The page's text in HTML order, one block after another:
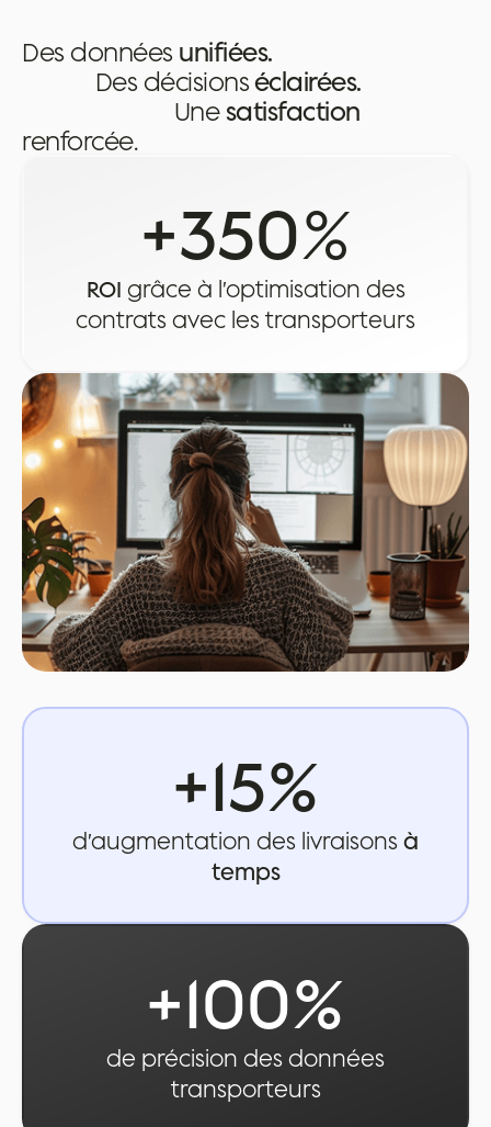
Des données unifiées.
Des décisionséclairées.
Unesatisfaction
renforcée.
+350%
ROI grâce à l’optimisation des
contrats avec les transporteurs
+15%
d’augmentation des livraisons à
temps
+100%
de précision des données
transporteurs